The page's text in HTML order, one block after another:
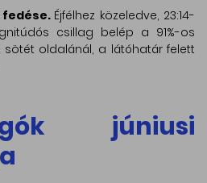
fedése. Éjfélhez közeledve, 23:14-
csillag belép a 91%-os
oldalánál, a látóhatár felett
júniusi